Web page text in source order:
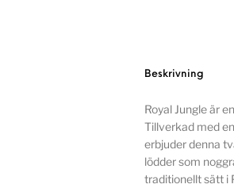
Beskrivning
Royal Jungle är
Tillverkad med
erbjuder denna
lödder som
traditionellt sätt i